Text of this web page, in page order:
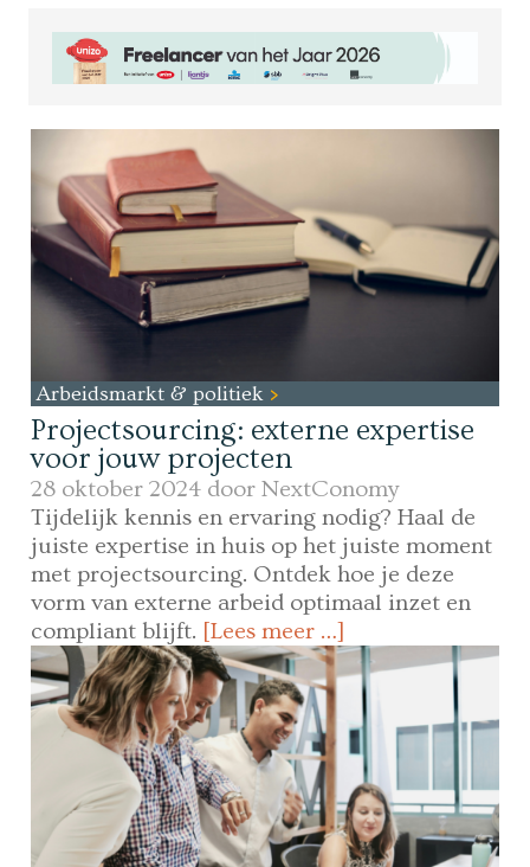
Arbeidsmarkt & politiek
Projectsourcing: externe expertise
voor jouw projecten
28 oktober 2024 doorNextConomy
Tijdelijk kennis en ervaring nodig? Haal de
juiste expertise in huis op het juiste moment
met projectsourcing. Ontdek hoe je deze
vorm van externe arbeid optimaal inzet en
compliant blijft. [Lees meer …]